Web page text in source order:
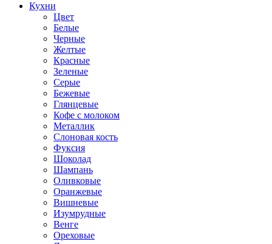
Кухни
Цвет
Белые
Черные
Желтые
Красные
Зеленые
Серые
Бежевые
Глянцевые
Кофе с молоком
Металлик
Слоновая кость
Фуксия
Шоколад
Шампань
Оливковые
Оранжевые
Вишневые
Изумрудные
Венге
Ореховые